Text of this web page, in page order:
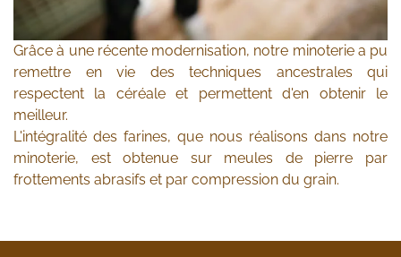
Grâce à une récente modernisation, notre minoterie a pu
remettre en vie des techniques ancestrales qui
respectent la céréale et permettent d'en obtenir le
meilleur.
L'intégralité des farines, que nous réalisons dans notre
minoterie, est obtenue sur meules de pierre par
frottements abrasifs et par compression du grain.